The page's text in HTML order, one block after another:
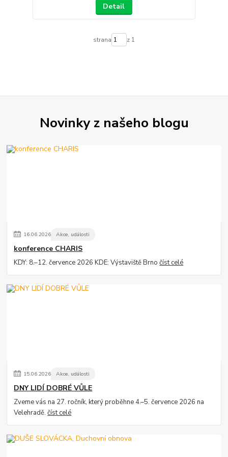
Detail
strana z 1
Novinky z našeho blogu
16.06.2026 Akce, události
konference CHARIS
KDY: 8.–12. července 2026 KDE: Výstaviště Brnočíst celé
15.06.2026 Akce, události
DNY LIDÍ DOBRÉ VŮLE
Zveme vás na 27. ročník, který proběhne 4.–5. července 2026 na
Velehradě.číst celé